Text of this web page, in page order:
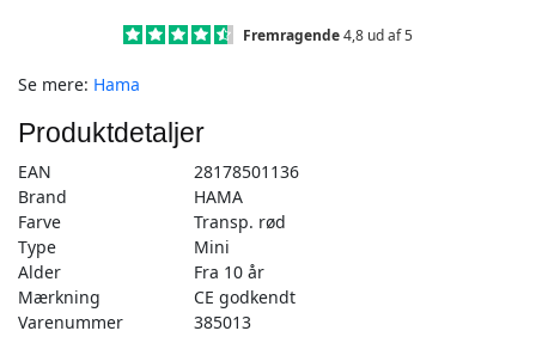
transp.
-
Mini
(501-
13)
antal
Fremragende4,8 ud af 5
Se mere: Hama
Produktdetaljer
EAN
28178501136
Brand
HAMA
Farve
Transp. rød
Type
Mini
Alder
Fra 10 år
Mærkning
CE godkendt
Varenummer
385013